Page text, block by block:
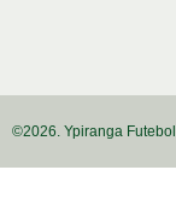
©2026. Ypiranga